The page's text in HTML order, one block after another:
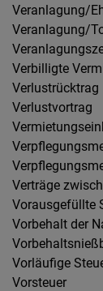
Veranlagung/
Veranlagung/
Verbilligte
Verlustrücktrag
Verlustvortrag
Verträge
Vorausgefüllte
Vorbehalt der
Vorläufige
Vorsteuer